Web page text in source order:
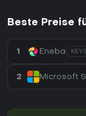
Beste Preise
1 Eneba
2 Microsoft